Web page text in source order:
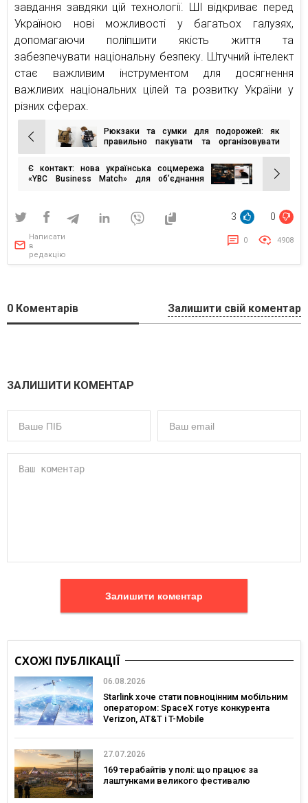
завдання завдяки цій технології. ШІ відкриває перед
Україною нові можливості у багатьох галузях,
допомагаючи поліпшити якість життя та
забезпечувати національну безпеку. Штучний інтелект
стає важливим інструментом для досягнення
важливих національних цілей та розвитку України у
різних сферах.
Навігація
записів
Рюкзаки та сумки для подорожей: як
правильно пакувати та організовувати
Є контакт: нова українська соцмережа
«YBC Business Match» для об’єднання
3 0
Написати
в
редакцію
0 4908
0 Коментарів Залишити свій коментар
ЗАЛИШИТИ КОМЕНТАР
Залишити коментар
СХОЖІ ПУБЛІКАЦІЇ
06.08.2026
Starlink хоче стати повноцінним мобільним
оператором: SpaceX готує конкурента
Verizon, AT&T і T-Mobile
27.07.2026
169 терабайтів у полі: що працює за
лаштунками великого фестивалю